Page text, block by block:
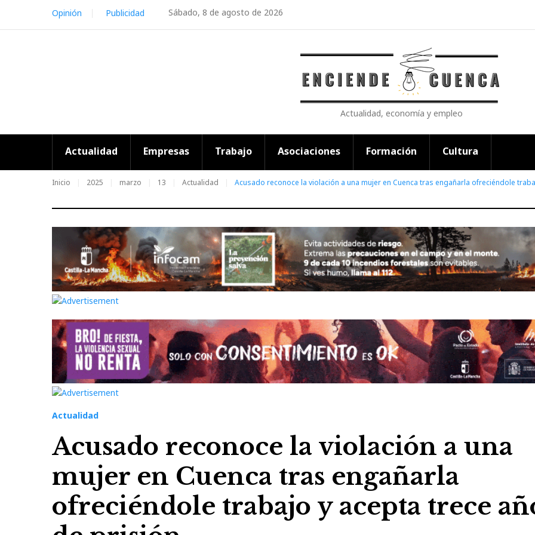
content
Sábado, 8 de agosto de 2026
Opinión Publicidad
Actualidad, economía y empleo
Actualidad Empresas Trabajo Asociaciones Formación Cultura
Inicio 2025 marzo 13 Actualidad Acusado reconoce la violación a una mujer en Cuenca tras engañarla ofreciéndole
Actualidad
Acusado reconoce la violación a una
mujer en Cuenca tras engañarla
ofreciéndole trabajo y acepta trece